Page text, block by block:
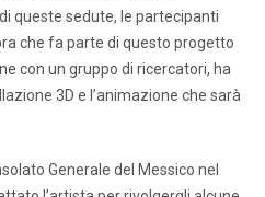
queste sedute, le partecipanti
che fa parte di questo progetto
con un gruppo di ricercatori, ha
3D e l’animazione che sarà
Generale del Messico nel